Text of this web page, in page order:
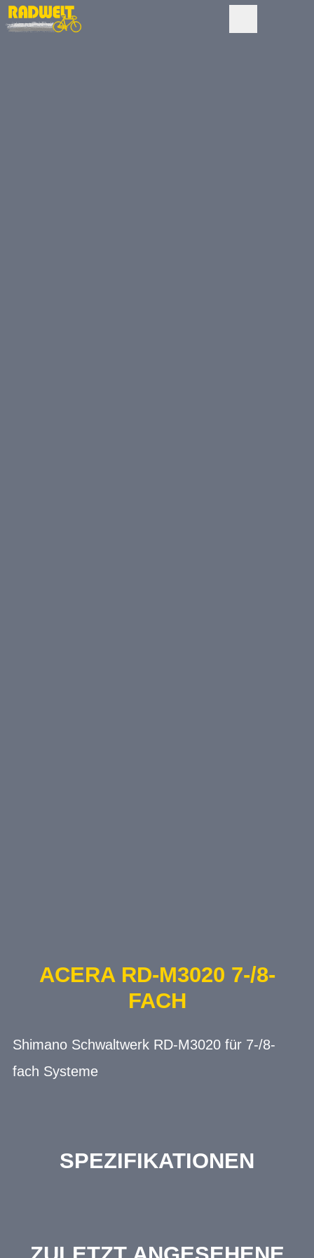
ACERA RD-M3020 7-/8-
FACH
Shimano Schwaltwerk RD-M3020 für 7-/8-
fach Systeme
SPEZIFIKATIONEN